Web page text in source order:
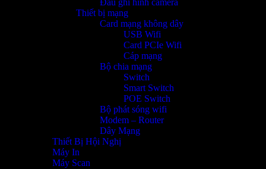
Đầu ghi hình camera
Thiết bị mạng
Card mạng không dây
USB Wifi
Card PCIe Wifi
Cáp mạng
Bộ chia mạng
Switch
Smart Switch
POE Switch
Bộ phát sóng wifi
Modem – Router
Dây Mạng
Thiết Bị Hội Nghị
Máy In
Máy Scan